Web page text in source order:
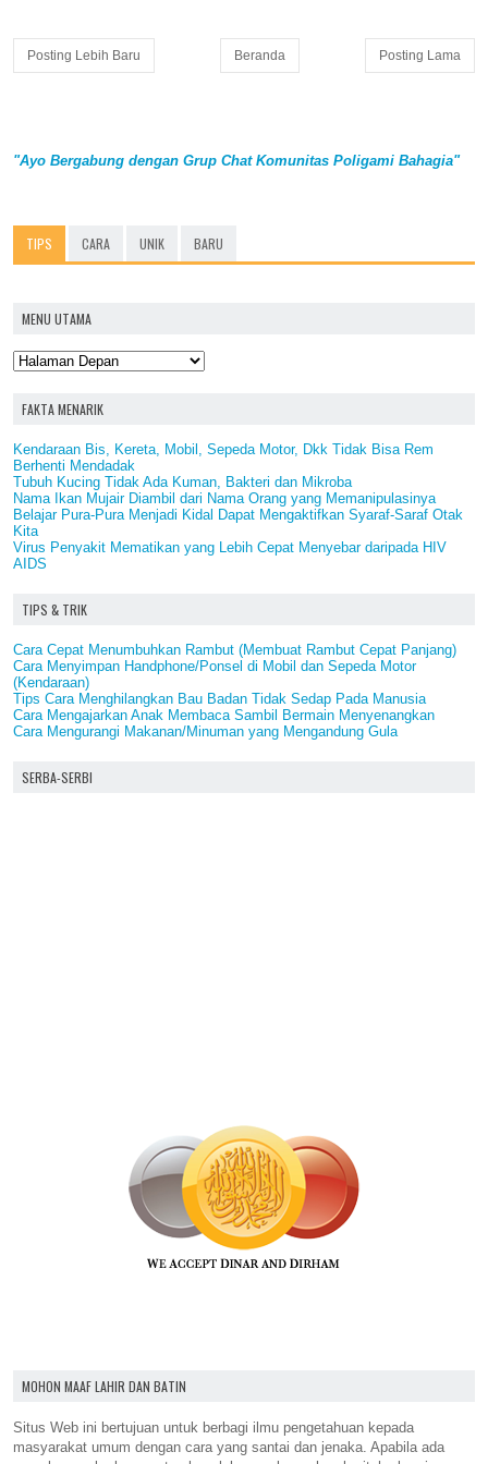
Posting Lebih Baru Posting Lama
Beranda
"Ayo Bergabung dengan Grup Chat Komunitas Poligami Bahagia"
TIPS CARA UNIK BARU
MENU UTAMA
FAKTA MENARIK
Kendaraan Bis, Kereta, Mobil, Sepeda Motor, Dkk Tidak Bisa Rem
Berhenti Mendadak
Tubuh Kucing Tidak Ada Kuman, Bakteri dan Mikroba
Nama Ikan Mujair Diambil dari Nama Orang yang Memanipulasinya
Belajar Pura-Pura Menjadi Kidal Dapat Mengaktifkan Syaraf-Saraf Otak
Kita
Virus Penyakit Mematikan yang Lebih Cepat Menyebar daripada HIV
AIDS
TIPS & TRIK
Cara Cepat Menumbuhkan Rambut (Membuat Rambut Cepat Panjang)
Cara Menyimpan Handphone/Ponsel di Mobil dan Sepeda Motor
(Kendaraan)
Tips Cara Menghilangkan Bau Badan Tidak Sedap Pada Manusia
Cara Mengajarkan Anak Membaca Sambil Bermain Menyenangkan
Cara Mengurangi Makanan/Minuman yang Mengandung Gula
SERBA-SERBI
MOHON MAAF LAHIR DAN BATIN
Situs Web ini bertujuan untuk berbagi ilmu pengetahuan kepada
masyarakat umum dengan cara yang santai dan jenaka. Apabila ada